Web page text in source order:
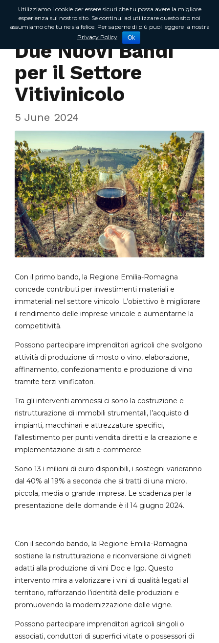
In Regione
Due Nuovi Bandi
per il Settore
Vitivinicolo
5 June 2024
Con il primo bando, la Regione Emilia-Romagna
concede contributi per investimenti materiali e
immateriali nel settore vinicolo. L’obiettivo è migliorare
il rendimento delle imprese vinicole e aumentarne la
competitività.
Possono partecipare imprenditori agricoli che svolgono
attività di produzione di mosto o vino, elaborazione,
affinamento, confezionamento e produzione di vino
tramite terzi vinificatori.
Tra gli interventi ammessi ci sono la costruzione e
ristrutturazione di immobili strumentali, l’acquisto di
impianti, macchinari e attrezzature specifici,
l’allestimento per punti vendita diretti e la creazione e
implementazione di siti e-commerce.
Sono 13 i milioni di euro disponibili, i sostegni varieranno
dal 40% al 19% a seconda che si tratti di una micro,
piccola, media o grande impresa. Le scadenza per la
presentazione delle domande è il 14 giugno 2024.
Con il secondo bando, la Regione Emilia-Romagna
sostiene la ristrutturazione e riconversione di vigneti
adatti alla produzione di vini Doc e Igp. Questo
intervento mira a valorizzare i vini di qualità legati al
territorio, rafforzando l’identità delle produzioni e
promuovendo la modernizzazione delle vigne.
Possono partecipare imprenditori agricoli singoli o
associati, conduttori di superfici vitate o possessori di
Utilizziamo i cookie per essere sicuri che tu possa avere la migliore
esperienza sul nostro sito. Se continui ad utilizzare questo sito noi
assumiamo che tu ne sia felice. Per saperne di più puoi leggere la nostra
Privacy Policy
Ok